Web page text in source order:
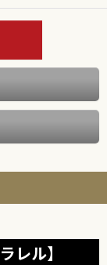
レル】